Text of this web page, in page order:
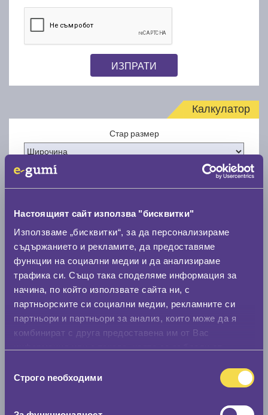
Настоящият сайт използва "бисквитки"
Използваме „бисквитки“, за да персонализираме
съдържанието и рекламите, да предоставяме
функции на социални медии и да анализираме
трафика си. Също така споделяме информация за
начина, по който използвате сайта ни, с
партньорските си социални медии, рекламните си
партньори и партньори за анализ, които може да я
комбинират с друга предоставена им от Вас
наСтрого nеобходими
ИЗПРАТИ
Калкулатор
Стар размер
Нов размер
Стар размер
0 мм.